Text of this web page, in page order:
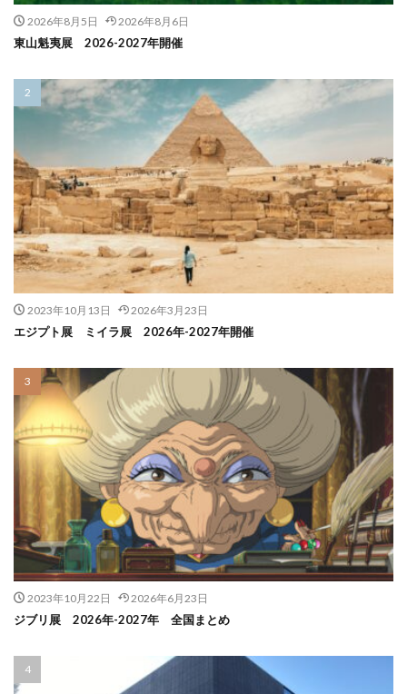
2026年8月5日 2026年8月6日
東山魁夷展 2026-2027年開催
2023年10月13日 2026年3月23日
エジプト展 ミイラ展 2026年-2027年開催
2023年10月22日 2026年6月23日
ジブリ展 2026年-2027年 全国まとめ